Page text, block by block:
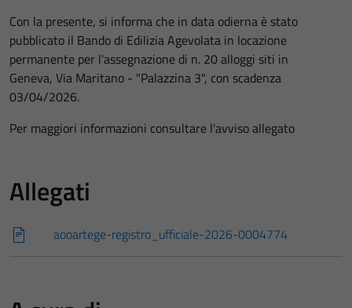
Con la presente, si informa che in data odierna è stato
pubblicato il Bando di Edilizia Agevolata in locazione
permanente per l'assegnazione di n. 20 alloggi siti in
Geneva, Via Maritano - "Palazzina 3", con scadenza
03/04/2026.
Per maggiori informazioni consultare l'avviso allegato
Allegati
aooartege-registro_ufficiale-2026-0004774